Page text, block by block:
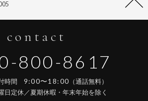
contact
800-8617
時間 9:00〜18:00 （通話無料）
日定休／夏期休暇・年末年始を除く